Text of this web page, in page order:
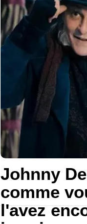
Johnny
comme
l'avez